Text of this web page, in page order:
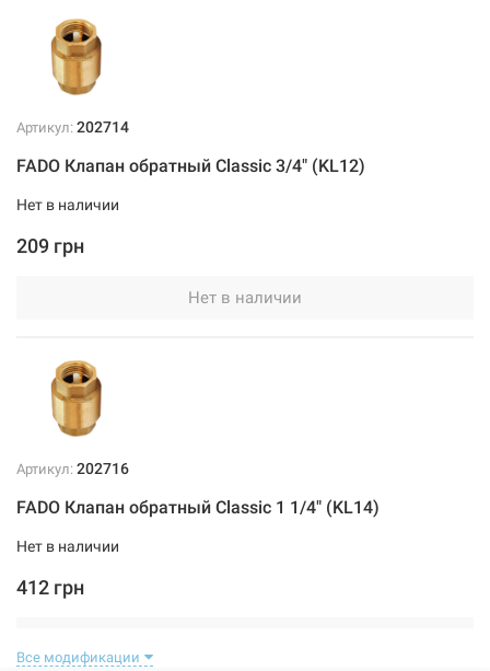
Артикул: 202714
FADO Клапан обратный Classic 3/4" (KL12)
Нет в наличии
209 грн
Нет в наличии
Артикул: 202716
FADO Клапан обратный Classic 1 1/4" (KL14)
Нет в наличии
412 грн
Все модификации